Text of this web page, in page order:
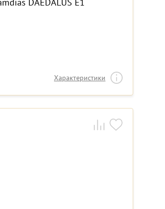
DAEDALUS E1
Характеристики